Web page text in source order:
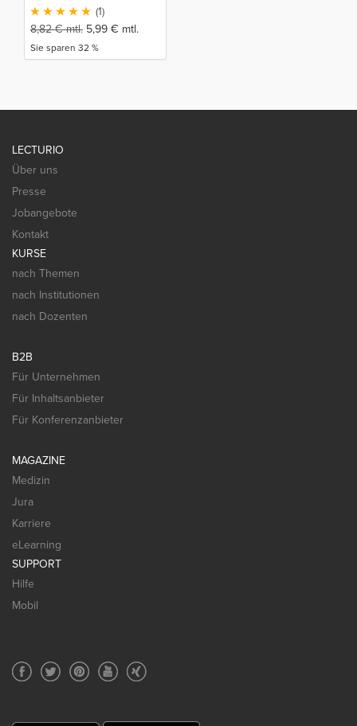
(1)
8,82€mtl. 5,99 € mtl.
Sie sparen 32 %
LECTURIO
Über uns
Presse
Jobangebote
Kontakt
KURSE
nach Themen
nach Institutionen
nach Dozenten
B2B
Für Unternehmen
Für Inhaltsanbieter
Für Konferenzanbieter
MAGAZINE
Medizin
Jura
Karriere
eLearning
SUPPORT
Hilfe
Mobil